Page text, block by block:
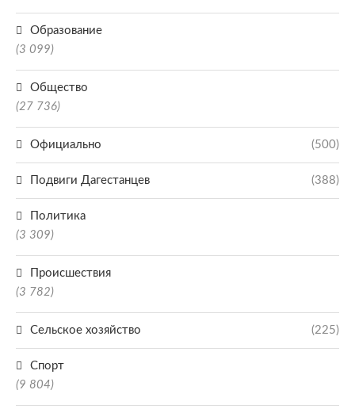
Образование
(3 099)
Общество
(27 736)
Официально (500)
Подвиги Дагестанцев (388)
Политика
(3 309)
Происшествия
(3 782)
Сельское хозяйство (225)
Спорт
(9 804)